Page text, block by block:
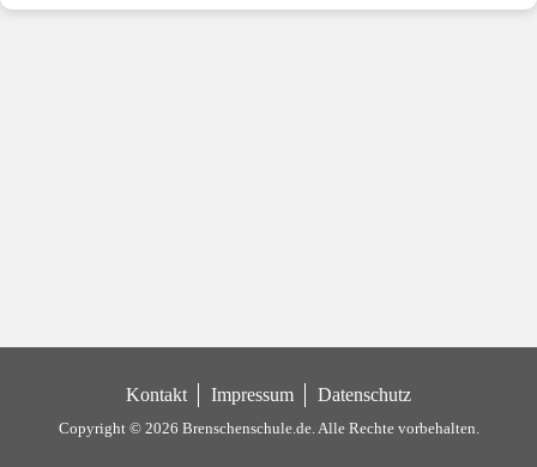
Copyright © 2026 Brenschenschule.de.Alle Rechte vorbehalten.
Kontakt Impressum Datenschutz